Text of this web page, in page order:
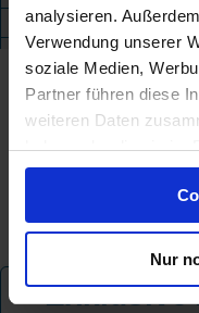
analysieren.
Verwendung unserer
soziale Medien,
Partner führen diese
weiteren Daten
haben oder die sie im
gesammelt haben.
Nur
Exklusive